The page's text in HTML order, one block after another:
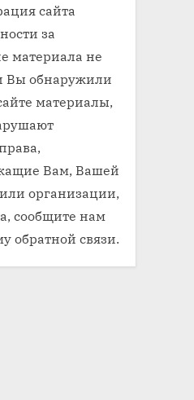
сайта
за
материала не
Вы обнаружили
материалы,
Вам, Вашей
организации,
сообщите нам
обратной связи.